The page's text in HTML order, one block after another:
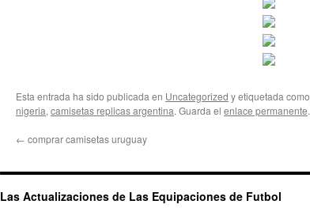
Esta entrada ha sido publicada en Uncategorized y etiquetada como
nigeria, camisetas replicas argentina. Guarda el enlace permanente.
← comprar camisetas uruguay
Las Actualizaciones de Las Equipaciones de Futbol